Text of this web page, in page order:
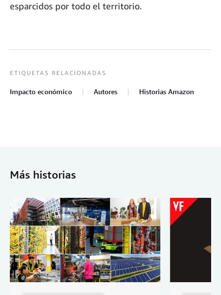
esparcidos por todo el territorio.
ETIQUETAS RELACIONADAS
Impacto económico Autores Historias Amazon
Más historias